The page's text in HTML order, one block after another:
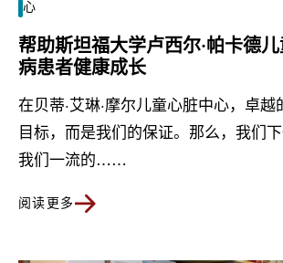
心
帮助斯坦福大学卢西尔·帕卡德
病患者健康成长
在贝蒂·艾琳·摩尔儿童心脏中心，卓越
目标，而是我们的保证。那么，我们下
我们一流的……
阅读更多